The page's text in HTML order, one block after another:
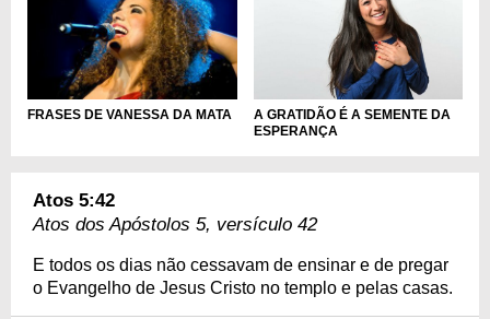
FRASES DE VANESSA DA MATA
A GRATIDÃO É A SEMENTE DA
ESPERANÇA
Atos 5:42
Atos dos Apóstolos 5, versículo 42
E todos os dias não cessavam de ensinar e de pregar
o Evangelho de Jesus Cristo no templo e pelas casas.